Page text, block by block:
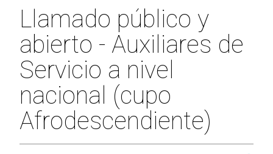
Llamado público y
abierto - Auxiliares de
Servicio a nivel
nacional (cupo
Afrodescendiente)